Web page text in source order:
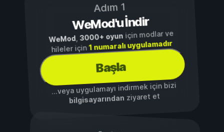
Adım 1
WeMod'u İndir
WeMod,3000+ oyuniçin modlar ve
hileler için1 numaralı uygulamadır
Başla
...veya uygulamayı indirmek için bizi
bilgisayarından ziyaret et